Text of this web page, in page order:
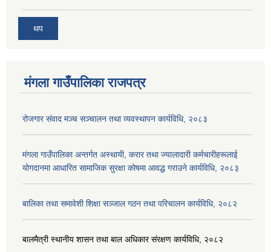
थप
मंगला गाउँपालिका राजपत्र
रोजगार संवाद मञ्च सञ्चालन तथा व्यवस्थापन कार्यविधि, २०८३
मंगला गाउँपालिका अन्तर्गत अस्थायी, करार तथा ज्यालादारी कर्मचारीहरूलाई
योगदानमा आधारित सामाजिक सुरक्षा कोषमा आवद्ध गराउने कार्यविधि, २०८३
बालिका तथा समावेशी शिक्षा सञ्जाल गठन तथा परिचालन कार्यविधि, २०८२
बालमैत्री स्थानीय शासन तथा बाल अधिकार संरक्षण कार्यविधि, २०८२